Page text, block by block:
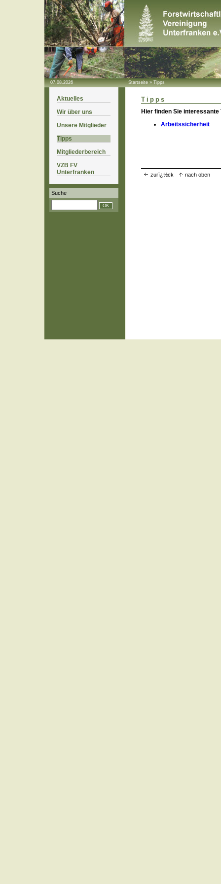
07.08.2026 Startseite»Tipps
Aktuelles
Wir über uns
Unsere Mitglieder
Tipps
Mitgliederbereich
VZB FV
Unterfranken
Suche
Tipps
Hier finden Sie interessante
Arbeitssicherheit
zurï¿½ck nach oben